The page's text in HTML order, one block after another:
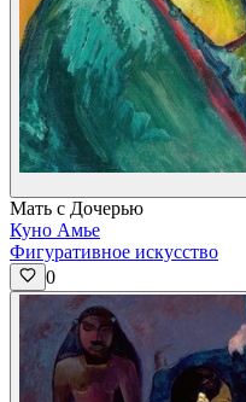
Мать с Дочерью
Куно Амье
Фигуративное искусство
0